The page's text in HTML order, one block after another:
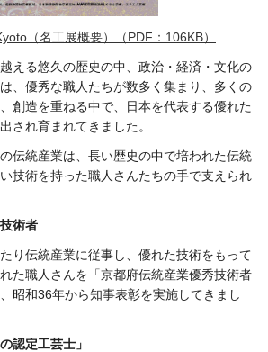
（名工展概要）（PDF：106KB）
える悠久の歴史の中、政治・経済・文化の
、優秀な職人たちが数多く集まり、多くの
創造を重ねる中で、日本を代表する優れた
され育まれてきました。
伝統産業は、長い歴史の中で培われた伝統
技術を持った職人さんたちの手で支えられ
術者
り伝統産業に従事し、優れた技術をもって
た職人さんを「京都府伝統産業優秀技術者
和36年から知事表彰を実施してきまし
認定工芸士」